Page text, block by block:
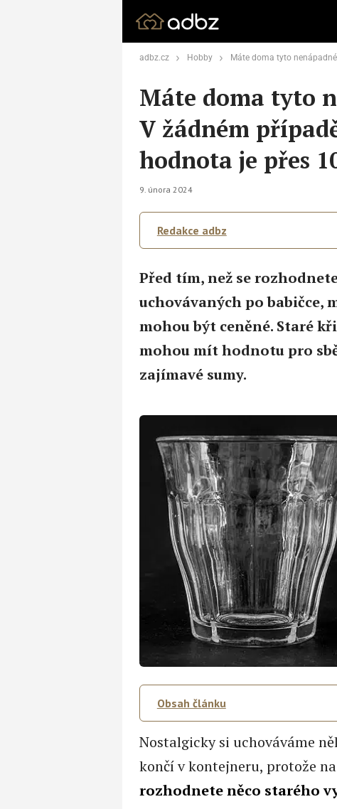
adbz.cz Hobby Máte doma tyto nenápadné skleničky? V žádném
Máte doma tyto
V žádném
hodnota je přes
9. února 2024
Redakce adbz
Před tím, než se
uchovávaných po babičce,
mohou být ceněné. Staré
mohou mít hodnotu pro
zajímavé sumy.
Obsah článku
Nostalgicky si uchováváme
končí v kontejneru, protože
rozhodnete něco starého